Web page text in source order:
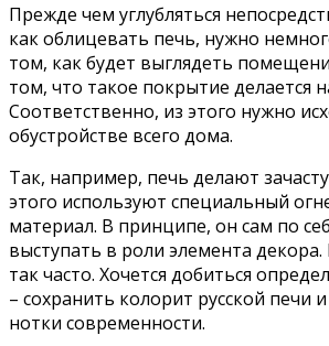
Прежде чем углубляться
как облицевать печь, нужно
том, как будет выглядеть
том, что такое покрытие делается
Соответственно, из этого нужно
обустройстве всего дома.
Так, например, печь делают
этого используют специальный
материал. В принципе, он сам по
выступать в роли элемента
так часто. Хочется добиться
– сохранить колорит русской печи
нотки современности.